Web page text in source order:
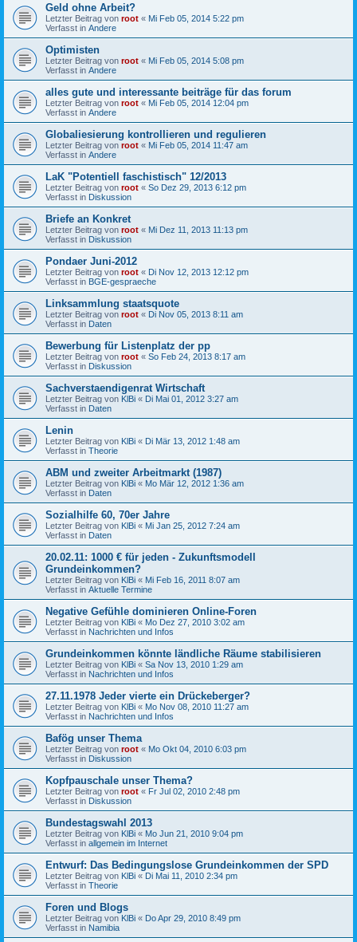
Geld ohne Arbeit?
Letzter Beitrag von root « Mi Feb 05, 2014 5:22 pm
Verfasst in Andere
Optimisten
Letzter Beitrag von root « Mi Feb 05, 2014 5:08 pm
Verfasst in Andere
alles gute und interessante beiträge für das forum
Letzter Beitrag von root « Mi Feb 05, 2014 12:04 pm
Verfasst in Andere
Globaliesierung kontrollieren und regulieren
Letzter Beitrag von root « Mi Feb 05, 2014 11:47 am
Verfasst in Andere
LaK "Potentiell faschistisch" 12/2013
Letzter Beitrag von root « So Dez 29, 2013 6:12 pm
Verfasst in Diskussion
Briefe an Konkret
Letzter Beitrag von root « Mi Dez 11, 2013 11:13 pm
Verfasst in Diskussion
Pondaer Juni-2012
Letzter Beitrag von root « Di Nov 12, 2013 12:12 pm
Verfasst in BGE-gespraeche
Linksammlung staatsquote
Letzter Beitrag von root « Di Nov 05, 2013 8:11 am
Verfasst in Daten
Bewerbung für Listenplatz der pp
Letzter Beitrag von root « So Feb 24, 2013 8:17 am
Verfasst in Diskussion
Sachverstaendigenrat Wirtschaft
Letzter Beitrag von KlBi « Di Mai 01, 2012 3:27 am
Verfasst in Daten
Lenin
Letzter Beitrag von KlBi « Di Mär 13, 2012 1:48 am
Verfasst in Theorie
ABM und zweiter Arbeitmarkt (1987)
Letzter Beitrag von KlBi « Mo Mär 12, 2012 1:36 am
Verfasst in Daten
Sozialhilfe 60, 70er Jahre
Letzter Beitrag von KlBi « Mi Jan 25, 2012 7:24 am
Verfasst in Daten
20.02.11: 1000 € für jeden - Zukunftsmodell
Grundeinkommen?
Letzter Beitrag von KlBi « Mi Feb 16, 2011 8:07 am
Verfasst in Aktuelle Termine
Negative Gefühle dominieren Online-Foren
Letzter Beitrag von KlBi « Mo Dez 27, 2010 3:02 am
Verfasst in Nachrichten und Infos
Grundeinkommen könnte ländliche Räume stabilisieren
Letzter Beitrag von KlBi « Sa Nov 13, 2010 1:29 am
Verfasst in Nachrichten und Infos
27.11.1978 Jeder vierte ein Drückeberger?
Letzter Beitrag von KlBi « Mo Nov 08, 2010 11:27 am
Verfasst in Nachrichten und Infos
Bafög unser Thema
Letzter Beitrag von root « Mo Okt 04, 2010 6:03 pm
Verfasst in Diskussion
Kopfpauschale unser Thema?
Letzter Beitrag von root « Fr Jul 02, 2010 2:48 pm
Verfasst in Diskussion
Bundestagswahl 2013
Letzter Beitrag von KlBi « Mo Jun 21, 2010 9:04 pm
Verfasst in allgemein im Internet
Entwurf: Das Bedingungslose Grundeinkommen der SPD
Letzter Beitrag von KlBi « Di Mai 11, 2010 2:34 pm
Verfasst in Theorie
Foren und Blogs
Letzter Beitrag von KlBi « Do Apr 29, 2010 8:49 pm
Verfasst in Namibia